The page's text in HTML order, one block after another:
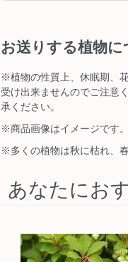
お送りする植物に
※植物の性質上、休眠期、
受け出来ませんのでご注意
承ください。
※商品画像はイメージです
※多くの植物は秋に枯れ、
あなたにお